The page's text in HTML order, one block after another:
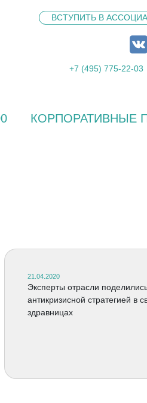
ВСТУПИТЬ В
+7 (495) 775-22-03
КОРПОРАТИВНЫЕ
21.04.2020
Эксперты отрасли
антикризисной стратегией в
здравницах